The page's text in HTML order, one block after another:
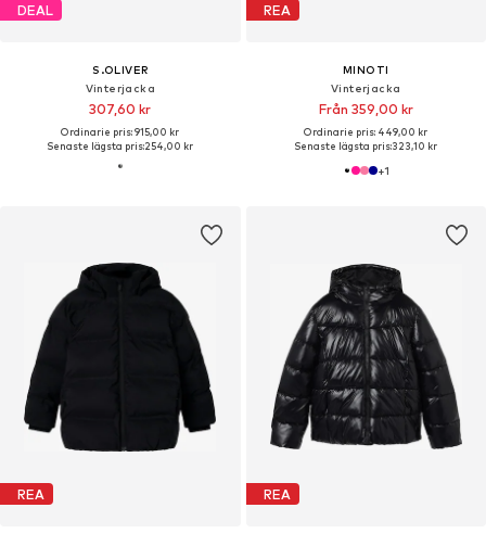
DEAL
S.OLIVER
Vinterjacka
307,60 kr
Ordinarie pris: 915,00 kr
Senaste lägsta pris:254,00 kr
REA
MINOTI
Vinterjacka
Från 359,00 kr
Ordinarie pris: 449,00 kr
Senaste lägsta pris:323,10 kr
+1
REA REA